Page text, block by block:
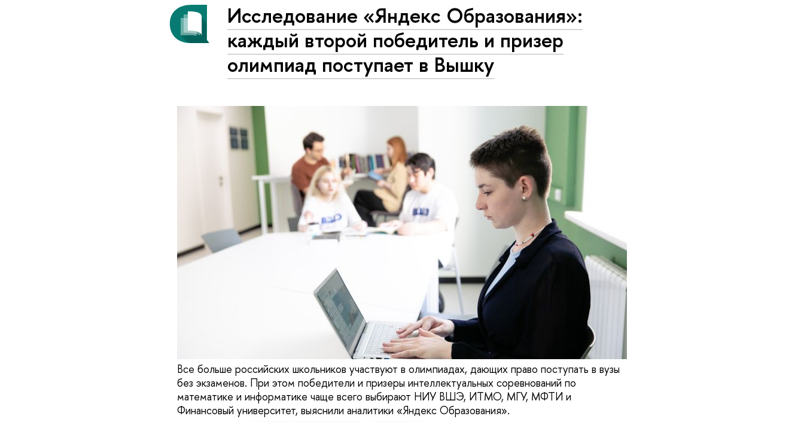
Исследование «Яндекс Образования»:
каждый второй победитель и призер
олимпиад поступает в Вышку
Все больше российских школьников участвуют в олимпиадах, дающих право поступать в вузы
без экзаменов. При этом победители и призеры интеллектуальных соревнований по
математике и информатике чаще всего выбирают НИУ ВШЭ, ИТМО, МГУ, МФТИ и
Финансовый университет, выяснили аналитики «Яндекс Образования».